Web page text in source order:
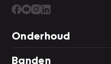
Onderhoud
Banden